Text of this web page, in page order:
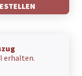
erhalten.